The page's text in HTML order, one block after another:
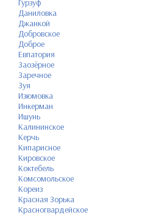
Даниловка
Джанкой
Добровское
Доброе
Евпатория
Заозёрное
Заречное
Зуя
Изюмовка
Инкерман
Ишунь
Калининское
Керчь
Кипарисное
Кировское
Коктебель
Комсомольское
Кореиз
Красная Зорька
Красногвардейское